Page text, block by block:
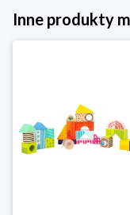
Inne produkty